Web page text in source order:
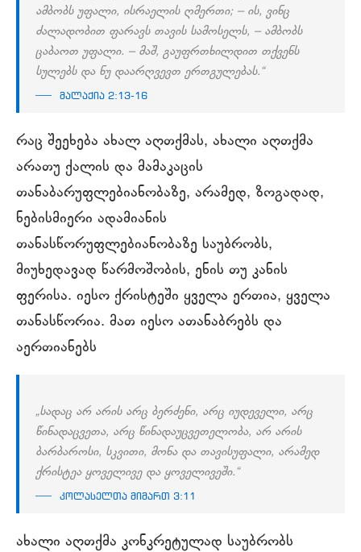
ამბობს უფალი, ისრაელის ღმერთი; – ის, ვინც
ძალადობით ფარავს თავის სამოსელს, – ამბობს
ცაბაოთ უფალი. – მაშ, გაუფრთხილდით თქვენს
სულებს და ნუ დაარღვევთ ერთგულებას.“
მალაქია 2:13-16
რაც შეეხება ახალ აღთქმას, ახალი აღთქმა
არათუ ქალის და მამაკაცის
თანაბარუფლებიანობაზე, არამედ, ზოგადად,
ნებისმიერი ადამიანის
თანასწორუფლებიანობაზე საუბრობს,
მიუხედავად წარმოშობის, ენის თუ კანის
ფერისა. იესო ქრისტეში ყველა ერთია, ყველა
თანასწორია. მათ იესო ათანაბრებს და
აერთიანებს
„სადაც არ არის არც ბერძენი, არც იუდეველი, არც
წინადაცვეთა, არც წინადაუცვეთელობა, არ არის
ბარბაროსი, სკვითი, მონა და თავისუფალი, არამედ
ქრისტეა ყოველივე და ყოველივეში.“
კოლასელთა მიმართ 3:11
ახალი აღთქმა კონკრეტულად საუბრობს